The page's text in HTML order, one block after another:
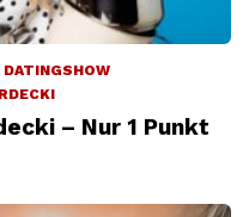
DATINGSHOW
– Nur 1 Punkt